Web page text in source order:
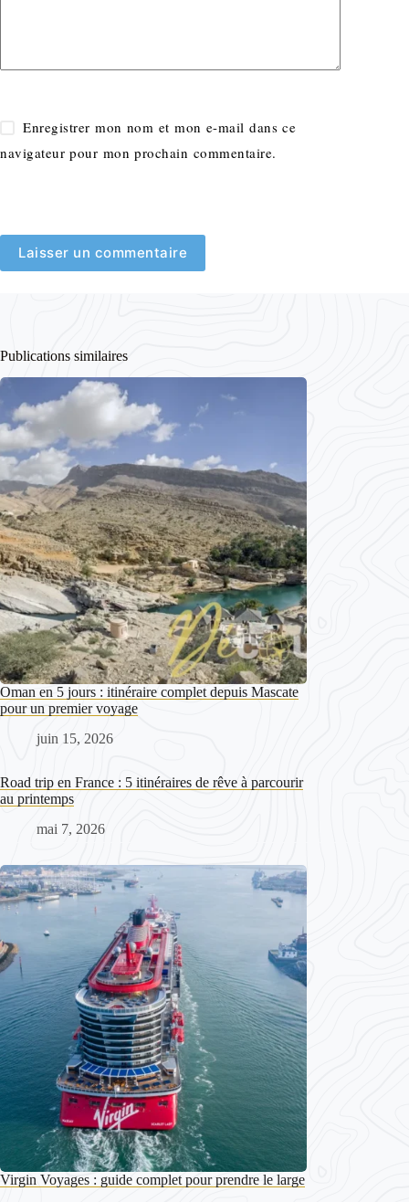
Enregistrer mon nom et mon e-mail dans ce
navigateur pour mon prochain commentaire.
Laisser un commentaire
Publications similaires
Oman en 5 jours : itinéraire complet depuis Mascate
pour un premier voyage
juin 15, 2026
Road trip en France : 5 itinéraires de rêve à parcourir
au printemps
mai 7, 2026
Virgin Voyages : guide complet pour prendre le large